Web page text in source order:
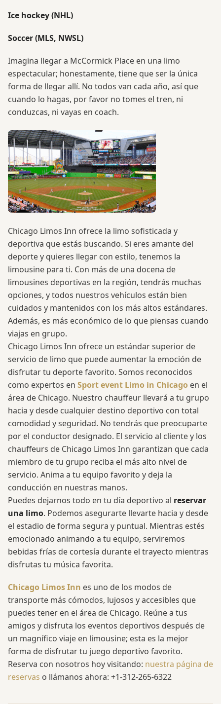
Ice hockey (NHL)
Soccer (MLS, NWSL)
Imagina llegar a McCormick Place en una limo
espectacular; honestamente, tiene que ser la única
forma de llegar allí. No todos van cada año, así que
cuando lo hagas, por favor no tomes el tren, ni
conduzcas, ni vayas en coach.
Chicago Limos Inn ofrece la limo sofisticada y
deportiva que estás buscando. Si eres amante del
deporte y quieres llegar con estilo, tenemos la
limousine para ti. Con más de una docena de
limousines deportivas en la región, tendrás muchas
opciones, y todos nuestros vehículos están bien
cuidados y mantenidos con los más altos estándares.
Además, es más económico de lo que piensas cuando
viajas en grupo.
Chicago Limos Inn ofrece un estándar superior de
servicio de limo que puede aumentar la emoción de
disfrutar tu deporte favorito. Somos reconocidos
como expertos en Sport event Limo in Chicago en el
área de Chicago. Nuestro chauffeur llevará a tu grupo
hacia y desde cualquier destino deportivo con total
comodidad y seguridad. No tendrás que preocuparte
por el conductor designado. El servicio al cliente y los
chauffeurs de Chicago Limos Inn garantizan que cada
miembro de tu grupo reciba el más alto nivel de
servicio. Anima a tu equipo favorito y deja la
conducción en nuestras manos.
Puedes dejarnos todo en tu día deportivo al reservar
una limo. Podemos asegurarte llevarte hacia y desde
el estadio de forma segura y puntual. Mientras estés
emocionado animando a tu equipo, serviremos
bebidas frías de cortesía durante el trayecto mientras
disfrutas tu música favorita.
Chicago Limos Inn es uno de los modos de
transporte más cómodos, lujosos y accesibles que
puedes tener en el área de Chicago. Reúne a tus
amigos y disfruta los eventos deportivos después de
un magnífico viaje en limousine; esta es la mejor
forma de disfrutar tu juego deportivo favorito.
Reserva con nosotros hoy visitando: nuestra página de
reservas o llámanos ahora: +1-312-265-6322